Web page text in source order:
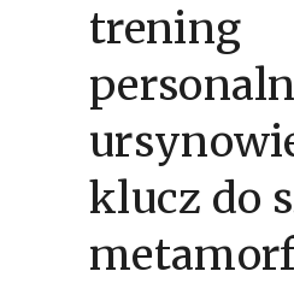
trening
klucz do